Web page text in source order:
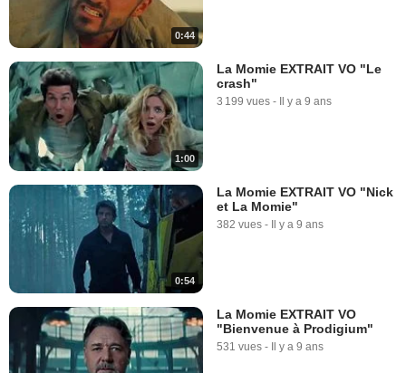
0:44
1:00
La Momie EXTRAIT VO "Le
crash"
3 199 vues - Il y a 9 ans
0:54
La Momie EXTRAIT VO "Nick
et La Momie"
382 vues - Il y a 9 ans
La Momie EXTRAIT VO
"Bienvenue à Prodigium"
531 vues - Il y a 9 ans